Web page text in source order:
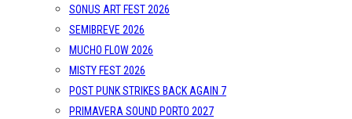
SONUS ART FEST 2026
SEMIBREVE 2026
MUCHO FLOW 2026
MISTY FEST 2026
POST PUNK STRIKES BACK AGAIN 7
PRIMAVERA SOUND PORTO 2027